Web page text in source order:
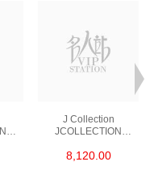
J Collection
JCOLLECTION
W/DIAMOND 7
8,120.00